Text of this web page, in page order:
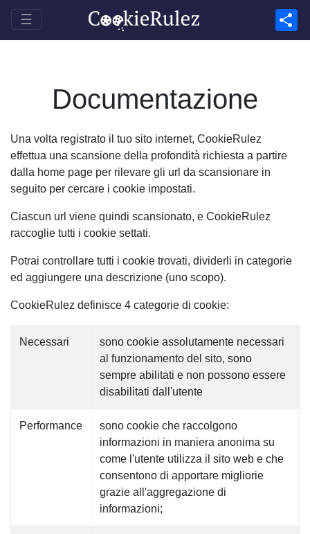
☰
Documentazione
Una volta registrato il tuo sito internet, CookieRulez
effettua una scansione della profondità richiesta a partire
dalla home page per rilevare gli url da scansionare in
seguito per cercare i cookie impostati.
Ciascun url viene quindi scansionato, e CookieRulez
raccoglie tutti i cookie settati.
Potrai controllare tutti i cookie trovati, dividerli in categorie
ed aggiungere una descrizione (uno scopo).
CookieRulez definisce 4 categorie di cookie:
Necessari
sono cookie assolutamente necessari
al funzionamento del sito, sono
sempre abilitati e non possono essere
disabilitati dall'utente
Performance
sono cookie che raccolgono
informazioni in maniera anonima su
come l'utente utilizza il sito web e che
consentono di apportare migliorie
grazie all'aggregazione di
informazioni;